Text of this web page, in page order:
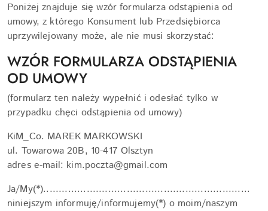
Poniżej znajduje się wzór formularza odstąpienia od
umowy, z którego Konsument lub Przedsiębiorca
uprzywilejowany może, ale nie musi skorzystać:
WZÓR FORMULARZA ODSTĄPIENIA
OD UMOWY
(formularz ten należy wypełnić i odesłać tylko w
przypadku chęci odstąpienia od umowy)
KiM_Co. MAREK MARKOWSKI
ul. Towarowa 20B, 10-417 Olsztyn
adres e-mail: kim.poczta@gmail.com
Ja/My(*)...................................................................
niniejszym informuję/informujemy(*) o moim/naszym